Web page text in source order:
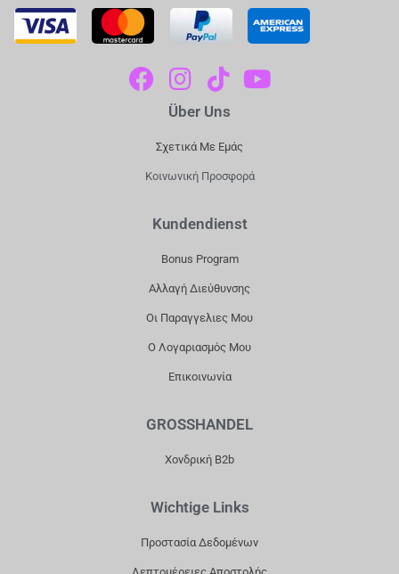
F
A
B
O
I
N
S
T
A
R
M
T
I
K
T
O
Y
O
Über Uns
Σχετικά Με Εμάς
Κοινωνική Προσφορά
Kundendienst
Bonus Program
Αλλαγή Διεύθυνσης
Οι Παραγγελιες Μου
Ο Λογαριασμός Μου
Επικοινωνία
GROSSHANDEL
Χονδρική B2b
Wichtige Links
Προστασία Δεδομένων